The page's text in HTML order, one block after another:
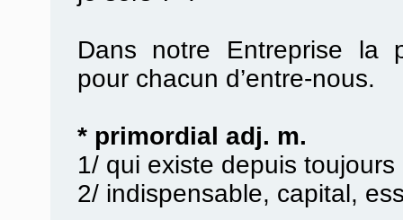
Dans notre Entreprise la
pour chacun d’entre-nous.
* primordial adj. m.
1/ qui existe depuis toujours
2/ indispensable, capital,